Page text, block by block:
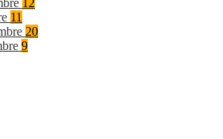
12
11
20
9